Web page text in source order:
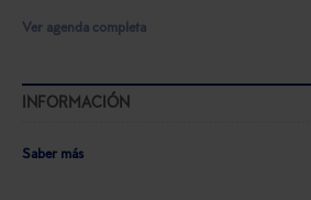
Ver agenda completa
INFORMACIÓN
Saber más